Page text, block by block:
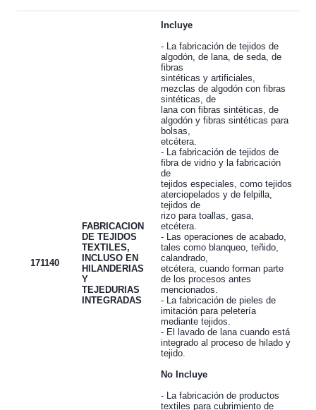
171140
FABRICACION
DE TEJIDOS
TEXTILES,
INCLUSO EN
HILANDERIAS
Y
TEJEDURIAS
INTEGRADAS
Incluye
- La fabricación de tejidos de
algodón, de lana, de seda, de
fibras
sintéticas y artificiales,
mezclas de algodón con fibras
sintéticas, de
lana con fibras sintéticas, de
algodón y fibras sintéticas para
bolsas,
etcétera.
- La fabricación de tejidos de
fibra de vidrio y la fabricación
de
tejidos especiales, como tejidos
aterciopelados y de felpilla,
tejidos de
rizo para toallas, gasa,
etcétera.
- Las operaciones de acabado,
tales como blanqueo, teñido,
calandrado,
etcétera, cuando forman parte
de los procesos antes
mencionados.
- La fabricación de pieles de
imitación para peletería
mediante tejidos.
- El lavado de lana cuando está
integrado al proceso de hilado y
tejido.
No Incluye
- La fabricación de productos
textiles para cubrimiento de